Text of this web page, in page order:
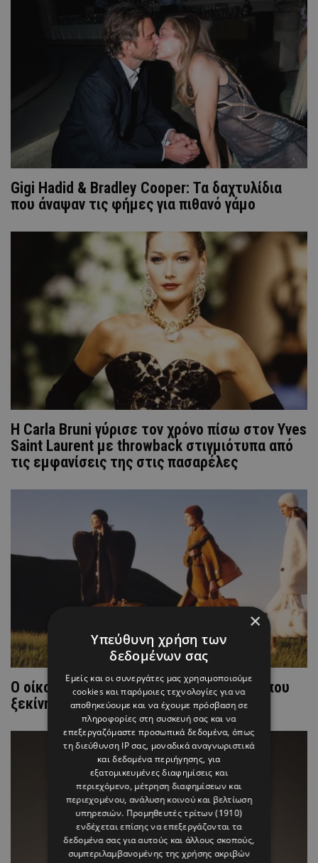
Gigi Hadid & Bradley Cooper: Τα δαχτυλίδια
που άναψαν τις φήμες για πιθανό γάμο
H Carla Bruni γύρισε τον χρόνο πίσω στον Yves
Saint Laurent με throwback στιγμιότυπα από
τις εμφανίσεις της στις πασαρέλες
Ο οίκος Louis Vuitton επιστρέφει εκεί όπου
ξεκίνησαν όλα
×
Υπεύθυνη χρήση των
δεδομένων σας
Εμείς και οι συνεργάτες μας χρησιμοποιούμε
cookies και παρόμοιες τεχνολογίες για να
αποθηκεύουμε και να έχουμε πρόσβαση σε
πληροφορίες στη συσκευή σας και να
επεξεργαζόμαστε προσωπικά δεδομένα, όπως
τη διεύθυνση IP σας, μοναδικά αναγνωριστικά
και δεδομένα περιήγησης, για
εξατομικευμένες διαφημίσεις και
περιεχόμενο, μέτρηση διαφημίσεων και
περιεχομένου, ανάλυση κοινού και βελτίωση
υπηρεσιών. Προμηθευτές τρίτων (1910)
ενδέχεται επίσης να επεξεργάζονται τα
δεδομένα σας για αυτούς και άλλους σκοπούς,
συμπεριλαμβανομένης της χρήσης ακριβών